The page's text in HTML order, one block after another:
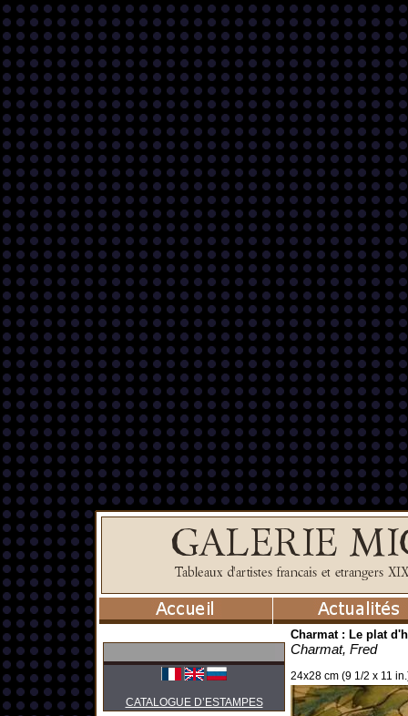
CATALOGUE D’ESTAMPES
Charmat : Le plat
Charmat, Fred
24x28 cm (9 1/2 x 11